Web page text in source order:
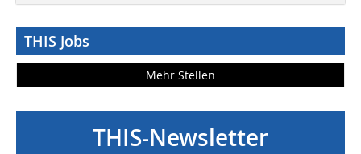
THIS Jobs
Mehr Stellen
THIS-Newsletter